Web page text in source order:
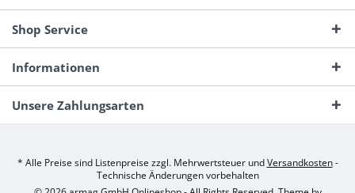
Shop Service
Informationen
Unsere Zahlungsarten
* Alle Preise sind Listenpreise zzgl. Mehrwertsteuer undVersandkosten-
Technische Änderungen vorbehalten